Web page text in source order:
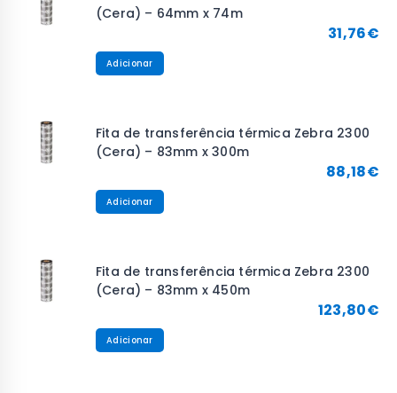
(Cera) – 64mm x 74m
31,76€
Adicionar
Fita de transferência térmica Zebra 2300
(Cera) – 83mm x 300m
88,18€
Adicionar
Fita de transferência térmica Zebra 2300
(Cera) – 83mm x 450m
123,80€
Adicionar